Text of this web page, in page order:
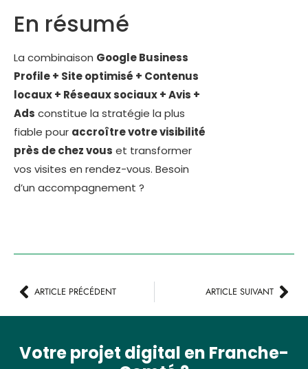
En résumé
La combinaison Google Business
Profile + Site optimisé + Contenus
locaux + Réseaux sociaux + Avis +
Ads constitue la stratégie la plus
fiable pour accroître votre visibilité
près de chez vous et transformer
vos visites en rendez-vous. Besoin
d’un accompagnement ?
ARTICLE PRÉCÉDENT ARTICLE SUIVANT
Votre projet digital en Franche-